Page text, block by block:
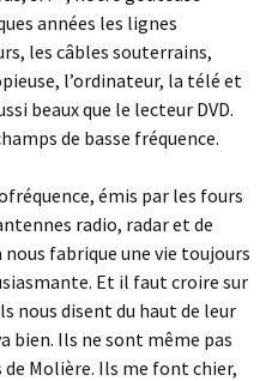
années les lignes
les câbles souterrains,
l’ordinateur, la télé et
beaux que le lecteur DVD.
de basse fréquence.
émis par les fours
radio, radar et de
fabrique une vie toujours
Et il faut croire sur
nous disent du haut de leur
bien. Ils ne sont même pas
de Molière. Ils me font chier,